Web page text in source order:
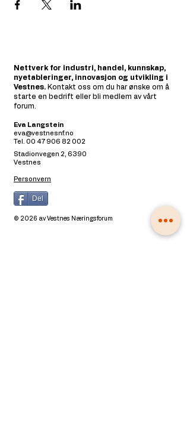
Nettverk for industri, handel, kunnskap,
nyetableringer, innovasjon og utvikling i
Vestnes. Kontakt oss om du har ønske om å
starte en bedrift eller bli medlem av vårt
forum.
Eva Langstein
eva@vestnesnf.no
Tel. 00 47 906 82 002
Stadionvegen 2, 6390
Vestnes
Personvern
Del
© 2026 av Vestnes Næringsforum